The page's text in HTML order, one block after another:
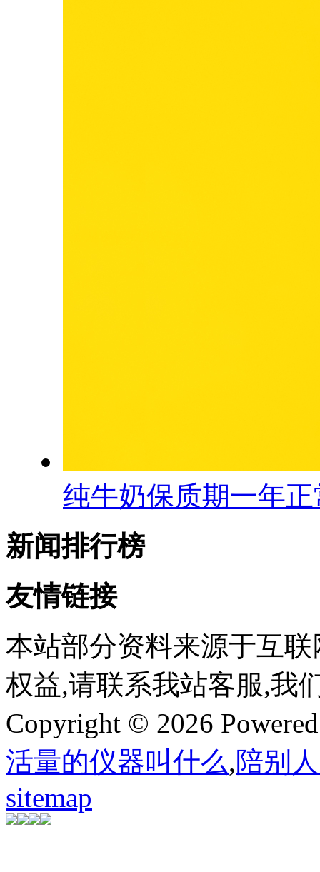
纯牛奶保质期一年
新闻排行榜
友情链接
本站部分资料来源于互
权益,请联系我站客服,我
Copyright © 2026
活量的仪器叫什么,陪别
sitemap